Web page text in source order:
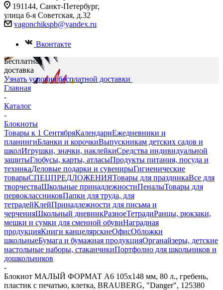
191144, Санкт-Петербург,
улица 6-я Советская, д.32
vagonchikspb@yandex.ru
Вконтакте
Бесплатная
доставка
Узнать условия бесплатной доставки
Главная
-
Каталог
-
Блокноты
Товары к 1 СентябряКалендариЕжедневники и
планингиБланки и корочкиВыпускникам детских садов и
школИгрушки, значки, наклейкиСредства индивидуальной
защитыГлобусы, карты, атласыПродукты питания, посуда и
техникаДеловые подарки и сувенирыГигиенические
товарыСПЕЦПРЕДЛОЖЕНИЯТовары для праздникаВсе для
творчестваШкольные принадлежностиПеналыТовары для
первоклассниковПапки для труда, для
тетрадейКлейПринадлежности для письма и
черченияШкольный дневникРазноеТетрадиРанцы, рюкзаки,
мешки и сумки для сменной обувиНаградная
продукцияКниги канцелярскиеОфисОбложки
школьныеБумага и бумажная продукцияОрганайзеры, детские
настольные наборы, стаканчикиПортфолио для школьников и
дошкольников
-
Блокнот МАЛЫЙ ФОРМАТ А6 105х148 мм, 80 л., гребень,
пластик с печатью, клетка, BRAUBERG, "Danger", 125380